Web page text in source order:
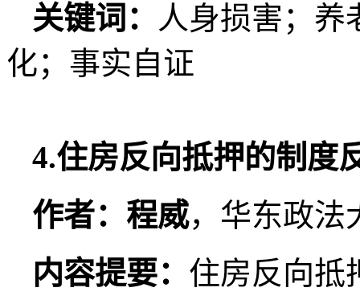
关键词：
人身损害；养
化；事实自证
4.住房反向抵押的制度
作者：程威，华东政法
内容提要： 住房反向抵